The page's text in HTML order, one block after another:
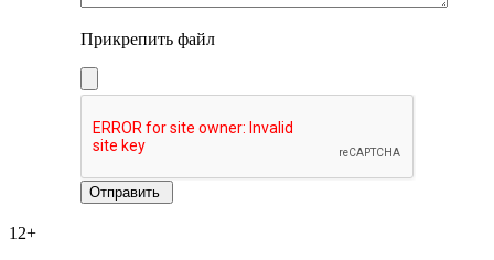
Прикрепить файл
12+